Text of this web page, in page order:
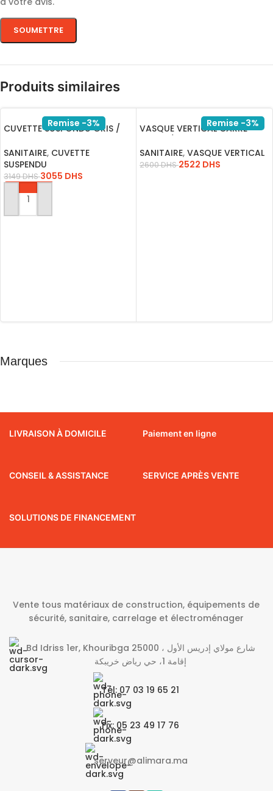
Produits similaires
Remise -3%
CUVETTE SUSPONDU GRIS /
SANITAIRE, CUVETTE
SUSPENDU
3149DHS 3055 DHS
AJOUTER AU PANIER
Remise -3%
VASQUE VERTICAL CARRE
SANITAIRE, VASQUE VERTICAL
2600DHS 2522 DHS
Marques
LIVRAISON À DOMICILE Paiement en ligne
CONSEIL & ASSISTANCE SERVICE APRÈS VENTE
SOLUTIONS DE FINANCEMENT
Vente tous matériaux de construction, équipements de
sécurité, sanitaire, carrelage et électroménager
Bd Idriss 1er, Khouribga 25000 شارع مولاي إدريس الأول ،
إقامة 1، حي رياض خريبكة
Tél: 07 03 19 65 21
Fix: 05 23 49 17 76
serveur@alimara.ma